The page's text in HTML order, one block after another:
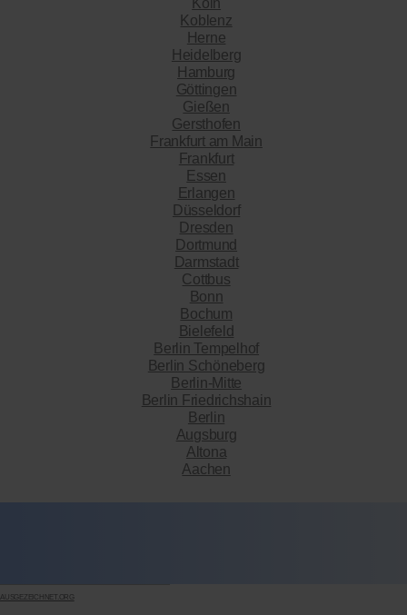
Köln
Koblenz
Herne
Heidelberg
Hamburg
Göttingen
Gießen
Gersthofen
Frankfurt am Main
Frankfurt
Essen
Erlangen
Düsseldorf
Dresden
Dortmund
Darmstadt
Cottbus
Bonn
Bochum
Bielefeld
Berlin Tempelhof
Berlin Schöneberg
Berlin-Mitte
Berlin Friedrichshain
Berlin
Augsburg
Altona
Aachen
AUSGEZEICHNET.ORG